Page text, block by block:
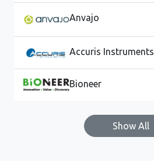
Anvajo
Accuris Instruments
Bioneer
Show All